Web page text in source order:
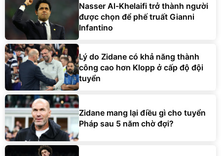
Nasser Al-Khelaifi trở thành người
được chọn để phế truất Gianni
Infantino
Lý do Zidane có khả năng thành
công cao hơn Klopp ở cấp độ đội
tuyển
Zidane mang lại điều gì cho tuyển
Pháp sau 5 năm chờ đợi?